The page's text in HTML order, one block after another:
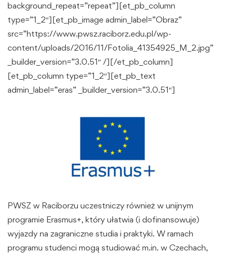
background_repeat=”repeat”][et_pb_column
type=”1_2″][et_pb_image admin_label=”Obraz”
src=”https://www.pwsz.raciborz.edu.pl/wp-
content/uploads/2016/11/Fotolia_41354925_M_2.jpg”
_builder_version=”3.0.51″ /][/et_pb_column]
[et_pb_column type=”1_2″][et_pb_text
admin_label=”eras” _builder_version=”3.0.51″]
PWSZ w Raciborzu uczestniczy również w unijnym
programie Erasmus+, który ułatwia (i dofinansowuje)
wyjazdy na zagraniczne studia i praktyki. W ramach
programu studenci mogą studiować m.in. w Czechach,